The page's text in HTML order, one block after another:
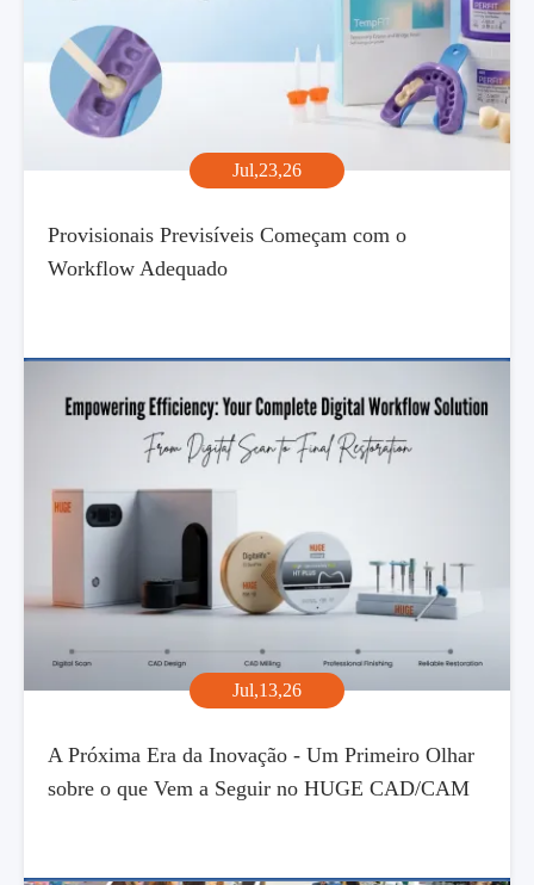
Jul,23,26
Provisionais Previsíveis Começam com o
Workflow Adequado
Jul,13,26
A Próxima Era da Inovação - Um Primeiro Olhar
sobre o que Vem a Seguir no HUGE CAD/CAM